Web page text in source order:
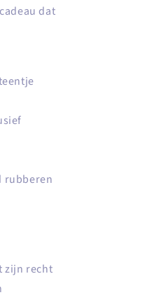
dat
rubberen
zijn recht